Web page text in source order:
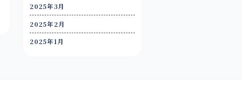
2025年3月
2025年2月
2025年1月